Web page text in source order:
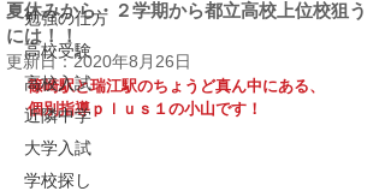
勉強の仕方
高校受験
高校入試
近隣中学
大学入試
学校探し
夏休みから・２学期から都立高校上位校狙う
には！！
更新日：2020年8月26日
篠崎駅と瑞江駅のちょうど真ん中にある、
個別指導ｐｌｕｓ１の小山です！